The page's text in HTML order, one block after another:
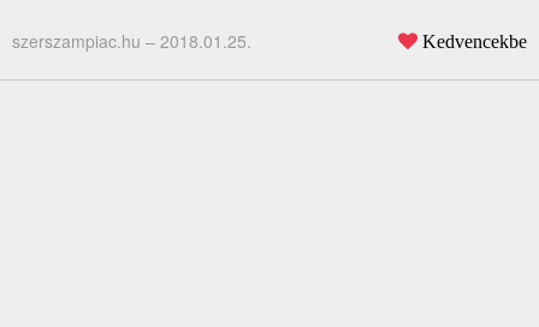
szerszampiac.hu – 2018.01.25. Kedvencekbe